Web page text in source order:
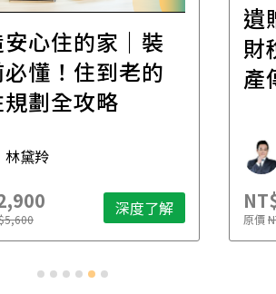
心住的家｜裝
懂！住到老的
劃全攻略
林黛羚
深度了解
遺
財
產
原價